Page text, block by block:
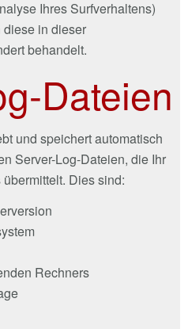
Ihres Surfverhaltens)
in dieser
behandelt.
Dateien
und speichert automatisch
Server-Log-Dateien, die Ihr
Dies sind:
Rechners